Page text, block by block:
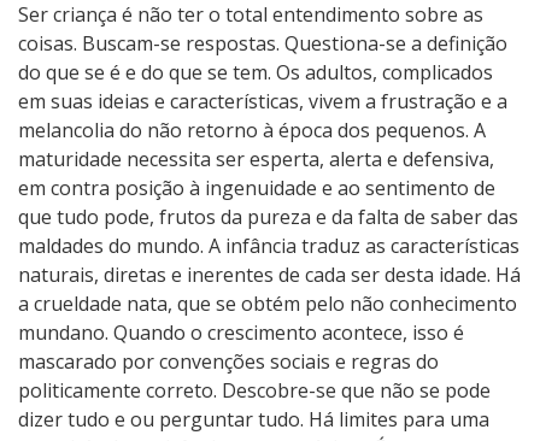
Ser criança é não ter o total entendimento sobre as
coisas. Buscam-se respostas. Questiona-se a definição
do que se é e do que se tem. Os adultos, complicados
em suas ideias e características, vivem a frustração e a
melancolia do não retorno à época dos pequenos. A
maturidade necessita ser esperta, alerta e defensiva,
em contra posição à ingenuidade e ao sentimento de
que tudo pode, frutos da pureza e da falta de saber das
maldades do mundo. A infância traduz as características
naturais, diretas e inerentes de cada ser desta idade. Há
a crueldade nata, que se obtém pelo não conhecimento
mundano. Quando o crescimento acontece, isso é
mascarado por convenções sociais e regras do
politicamente correto. Descobre-se que não se pode
dizer tudo e ou perguntar tudo. Há limites para uma